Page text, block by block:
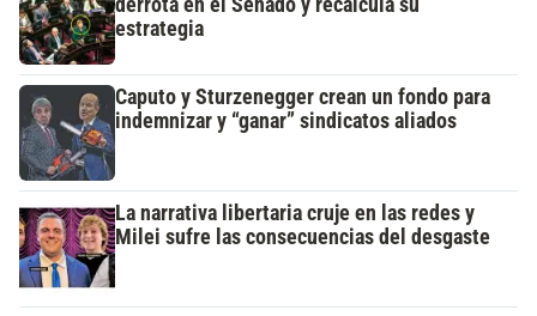
derrota en el Senado y recalcula su
estrategia
Caputo y Sturzenegger crean un fondo para
indemnizar y “ganar” sindicatos aliados
La narrativa libertaria cruje en las redes y
Milei sufre las consecuencias del desgaste